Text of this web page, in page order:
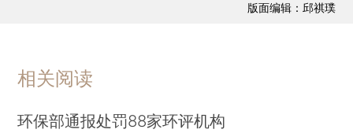
版面编辑：邱祺璞
相关阅读
环保部通报处罚88家环评机构